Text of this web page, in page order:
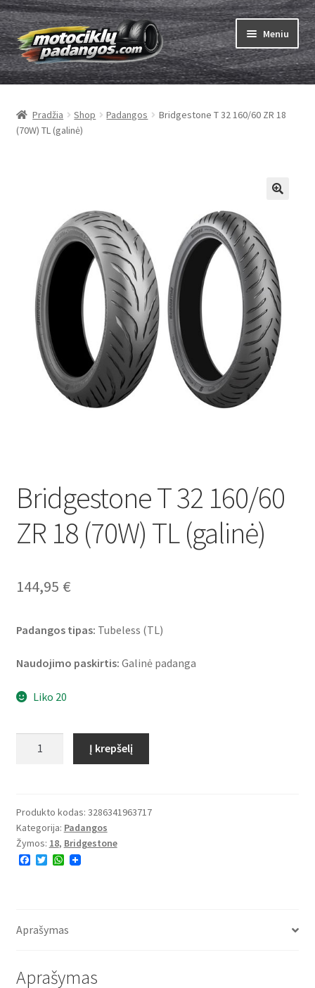
Pereiti
prie
meniu
Pereiti
prie
turinio
Meniu
Padangos
menu
Kameros
menu
Brand
sub-
menu
Kontaktai
Pradžia Shop Padangos
Bridgestone T 32 160/60 ZR 18
(70W) TL (galinė)
Bridgestone T 32 160/60
ZR 18 (70W) TL (galinė)
144,95 €
Padangos tipas: Tubeless (TL)
Naudojimo paskirtis: Galinė padanga
Liko 20
32
160/60
ZR
18
Į krepšelį
Produkto kodas: 3286341963717
Kategorija: Padangos
Žymos: 18, Bridgestone
F
o
T
r
W
p
Aprašymas
Aprašymas